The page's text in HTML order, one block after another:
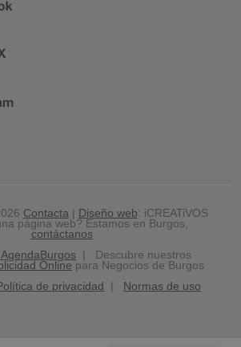
Contacta| Diseño web: iCREATiVOS
página web? Estamos en Burgos,
contáctanos
| Descubre nuestros
Online para Negocios de Burgos
de privacidad Normas de uso